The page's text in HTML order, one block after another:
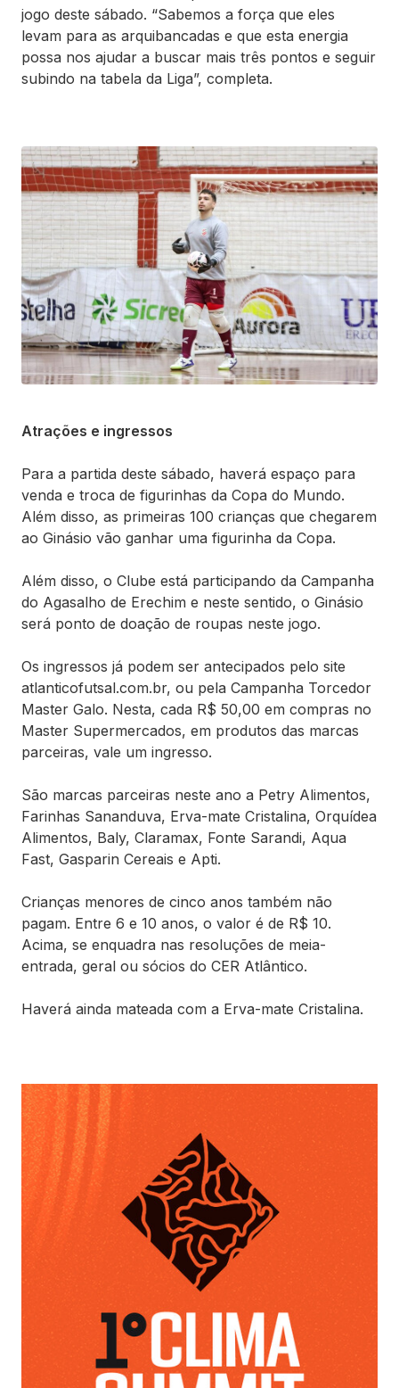
jogo deste sábado. “Sabemos a força que eles
levam para as arquibancadas e que esta energia
possa nos ajudar a buscar mais três pontos e seguir
subindo na tabela da Liga”, completa.
Atrações e ingressos
Para a partida deste sábado, haverá espaço para
venda e troca de figurinhas da Copa do Mundo.
Além disso, as primeiras 100 crianças que chegarem
ao Ginásio vão ganhar uma figurinha da Copa.
Além disso, o Clube está participando da Campanha
do Agasalho de Erechim e neste sentido, o Ginásio
será ponto de doação de roupas neste jogo.
Os ingressos já podem ser antecipados pelo site
atlanticofutsal.com.br, ou pela Campanha Torcedor
Master Galo. Nesta, cada R$ 50,00 em compras no
Master Supermercados, em produtos das marcas
parceiras, vale um ingresso.
São marcas parceiras neste ano a Petry Alimentos,
Farinhas Sananduva, Erva-mate Cristalina, Orquídea
Alimentos, Baly, Claramax, Fonte Sarandi, Aqua
Fast, Gasparin Cereais e Apti.
Crianças menores de cinco anos também não
pagam. Entre 6 e 10 anos, o valor é de R$ 10.
Acima, se enquadra nas resoluções de meia-
entrada, geral ou sócios do CER Atlântico.
Haverá ainda mateada com a Erva-mate Cristalina.